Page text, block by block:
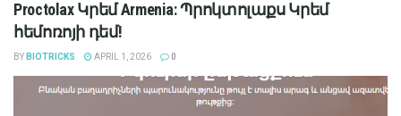
Proctolax Կրեմ Armenia: Պրոկտոլաքս Կրեմ
հեմոռոյի դեմ!
BY BIOTRICKS APRIL 1, 2026 0